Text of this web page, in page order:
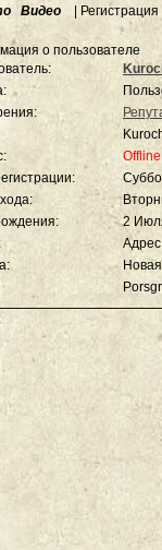
Видео | Регистрация
о пользователе
Offline
2